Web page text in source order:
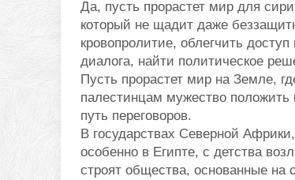
Да, пусть прорастет мир для
который не щадит даже
кровопролитие, облегчить
диалога, найти политическое
Пусть прорастет мир на Земле,
палестинцам мужество положить
путь переговоров.
В государствах Северной
особенно в Египте, с детства
строят общества, основанные на